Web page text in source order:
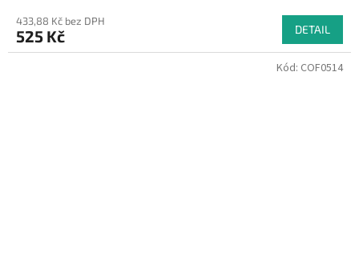
433,88 Kč bez DPH
525 Kč DETAIL
Kód: COF0514